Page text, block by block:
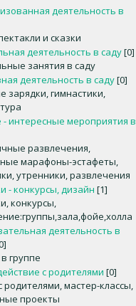
деятельность в
и сказки
деятельность в саду[0]
занятия в саду
деятельность в саду[0]
зарядки, гимнастики,
- интересные мероприятия в
развлечения,
марафоны-эстафеты,
утренники, развлечения
- конкурсы, дизайн [1]
конкурсы,
деятельность в
группе
с родителями [0]
родителями, мастер-классы,
проекты